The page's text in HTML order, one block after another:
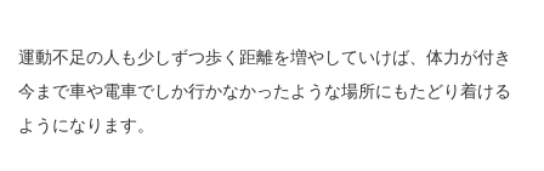
運動不足の人も少しずつ歩く距離を増やしていけば、体力が付き
今まで車や電車でしか行かなかったような場所にもたどり着ける
ようになります。